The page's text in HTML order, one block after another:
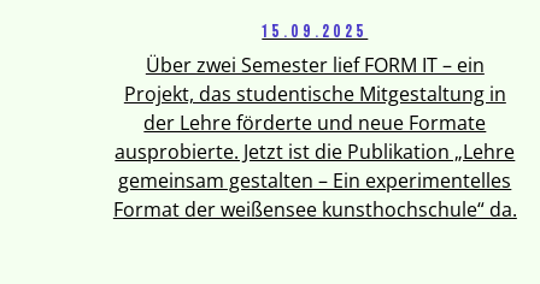
15.09.2025
Über zwei Semester lief FORM IT – ein
Projekt, das studentische Mitgestaltung in
der Lehre förderte und neue Formate
ausprobierte. Jetzt ist die Publikation „Lehre
gemeinsam gestalten – Ein experimentelles
Format der weißensee kunsthochschule“ da.